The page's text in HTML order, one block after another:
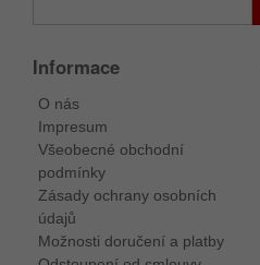
Informace
O nás
Impresum
Všeobecné obchodní
podmínky
Zásady ochrany osobních
údajů
Možnosti doručení a platby